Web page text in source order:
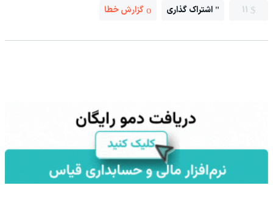
11 اشتراک گذاری گزارش خطا